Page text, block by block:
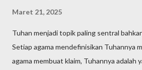
Maret 21, 2025
Tuhan menjadi topik paling sentral
Setiap agama mendefinisikan Tuhannya
agama membuat klaim, Tuhannya adalah